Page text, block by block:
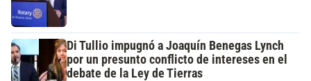
Di Tullio impugnó a Joaquín Benegas Lynch
por un presunto conflicto de intereses en el
debate de la Ley de Tierras